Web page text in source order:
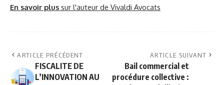
En savoir plus sur l'auteur de Vivaldi Avocats
ARTICLE PRÉCÉDENT
FISCALITE DE
L’INNOVATION AU
ARTICLE SUIVANT
Bail commercial et
procédure collective :